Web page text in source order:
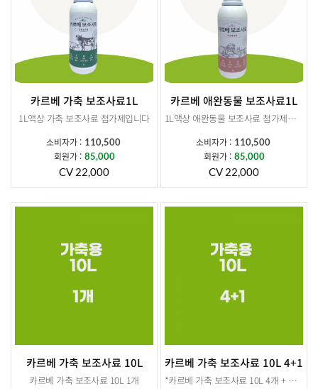
카르베 가축 보조사료1L
1L액상 가축 보조사료 첨가제입니다
본사교육 받으신 분들만 주문가능합니다 .
소비자가 : 110,500
회원가 : 85,000
CV 22,000
카르베 애완동물 보조사료1L
1L액상 애완동물 보조사료 첨가제입니다
소비자가 : 110,500
회원가 : 85,000
CV 22,000
카르베 가축 보조사료 10L
카르베 가축 보조사료 10L 1개
카르베 가축 보조사료 10L 4+1
*카르베 가축 보조사료 10L 4개 + 추가증정 10L 1개 *